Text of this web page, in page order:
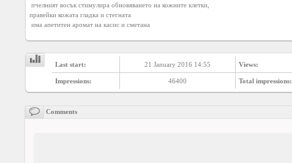
правейки кожата гладка и стегната
има апетитен аромат на касис и сметана
Last start: 21 January 2016 14:55 Views:
Impressions: 46400 Total impressions:
Comments